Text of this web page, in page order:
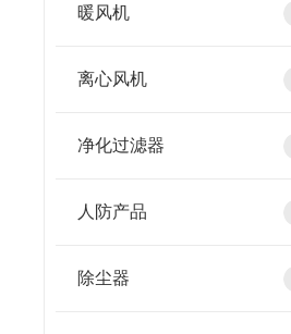
暖风机
离心风机
净化过滤器
人防产品
除尘器